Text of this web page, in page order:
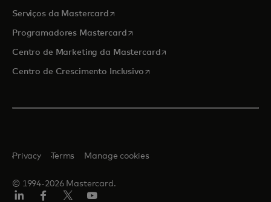
Serviços da Mastercardopens in a new tab
Programadores Mastercardopens in a new tab
Centro de Marketing da Mastercardopens in a new tab
Centro de Crescimento Inclusivoopens in a new tab
© 1994-2026 Mastercard.
Privacy Terms Manage cookies